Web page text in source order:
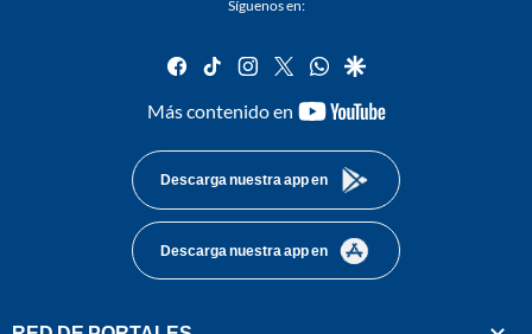
Síguenos en:
facebook
tiktok instagram
twitterwhatsapp
google
Más contenido en
youtube-
Descarga nuestra app en
Descarga nuestra app en